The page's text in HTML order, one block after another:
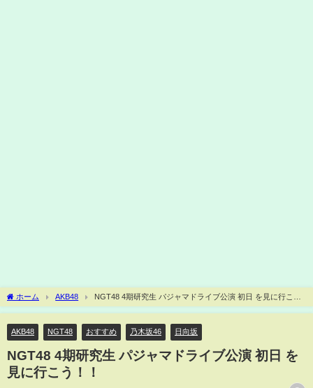
ホーム AKB48
NGT48 4期研究生 パジャマドライブ公演 初日 を見に行こ
う！！
AKB48 NGT48 おすすめ 乃木坂46 日向坂
NGT48 4期研究生 パジャマドライブ公演 初日 を
見に行こう！！